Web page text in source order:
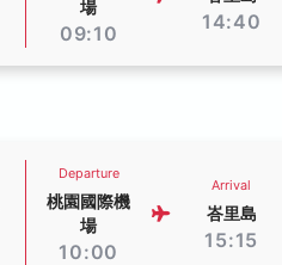
場
09:10 14:40
Departure
桃園國際機
場
10:00
Arrival
峇里島
15:15